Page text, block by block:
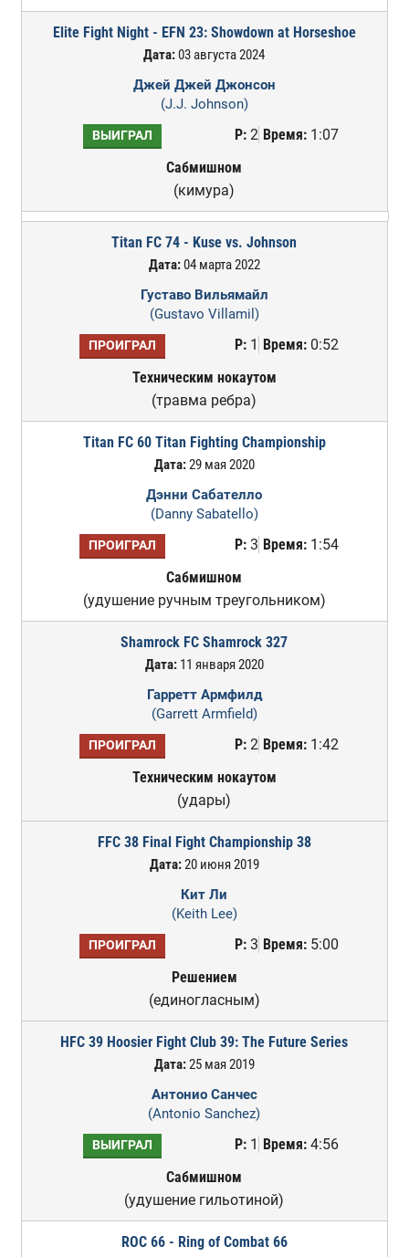
Elite Fight Night - EFN 23: Showdown at Horseshoe
Дата:03 августа 2024
Джей Джей Джонсон
(J.J. Johnson)
ВЫИГРАЛ Р:2 Время:1:07
Сабмишном
(кимура)
Titan FC 74 - Kuse vs. Johnson
Дата:04 марта 2022
Густаво Вильямайл
(Gustavo Villamil)
ПРОИГРАЛ Р:1 Время:0:52
Техническим нокаутом
(травма ребра)
Titan FC 60 Titan Fighting Championship
Дата:29 мая 2020
Дэнни Сабателло
(Danny Sabatello)
ПРОИГРАЛ Р:3 Время:1:54
Сабмишном
(удушение ручным треугольником)
Shamrock FC Shamrock 327
Дата:11 января 2020
Гарретт Армфилд
(Garrett Armfield)
ПРОИГРАЛ Р:2 Время:1:42
Техническим нокаутом
(удары)
FFC 38 Final Fight Championship 38
Дата:20 июня 2019
Кит Ли
(Keith Lee)
ПРОИГРАЛ Р:3 Время:5:00
Решением
(единогласным)
HFC 39 Hoosier Fight Club 39: The Future Series
Дата:25 мая 2019
Антонио Санчес
(Antonio Sanchez)
ВЫИГРАЛ Р:1 Время:4:56
Сабмишном
(удушение гильотиной)
ROC 66 - Ring of Combat 66